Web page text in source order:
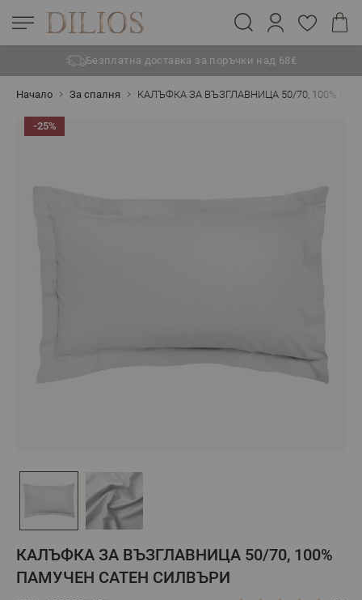
Безплатна доставка за поръчки над 68€
Начало За спалня КАЛЪФКА ЗА ВЪЗГЛАВНИЦА 50/70, 100%
-25%
КАЛЪФКА ЗА ВЪЗГЛАВНИЦА 50/70, 100%
ПАМУЧЕН САТЕН СИЛВЪРИ